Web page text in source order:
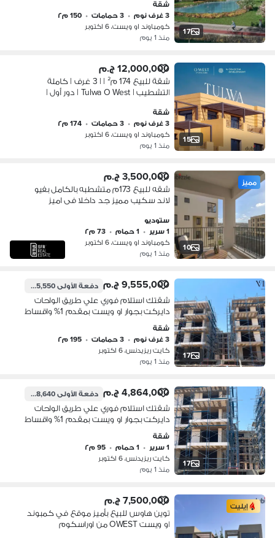
17
شقة
3 غرف نوم
• 3 حمامات • 150 م٢
كومباوند او ويست، 6 اكتوبر
منذ 1 يوم
15
12,000,000 ج.م
شقة للبيع 174 م² | | 3 غرف | كاملة
التشطيب | Tulwa O West | دور أول |
شقة
3 غرف نوم
• 3 حمامات • 174 م٢
كومباوند او ويست، 6 اكتوبر
منذ 1 يوم
10
مميز 3,500,000 ج.م
شقه للبيع 173م متشطبه بالكامل بفيو
لاند سكيب مميز جد داخلا فى اميز
على طريق الواحات امام مول مصر
ستوديو
1 سرير
• 1 حمام • 73 م٢
كومباوند او ويست، 6 اكتوبر
منذ 1 يوم
17
9,555,000 ج.م دفعة الأولى95,550 ج.م
شقتك استلام فوري علي طريق الواحات
دايركت بجوار او ويست بمقدم 1% واقساط
تصل الي 10 سنوات
شقة
3 غرف نوم
• 3 حمامات • 195 م٢
كايت ريزيدنس، 6 اكتوبر
منذ 1 يوم
17
4,864,000 ج.م دفعة الأولى48,640 ج.م
شقتك استلام فوري علي طريق الواحات
دايركت بجوار او ويست بمقدم 1% واقساط
تصل الي 10 سنوات
شقة
1 سرير
• 1 حمام • 95 م٢
كايت ريزيدنس، 6 اكتوبر
منذ 1 يوم
إيليت 7,500,000 ج.م
توين هاوس للبيع بأميز موقع في كمبوند
او ويست OWEST من اوراسكوم